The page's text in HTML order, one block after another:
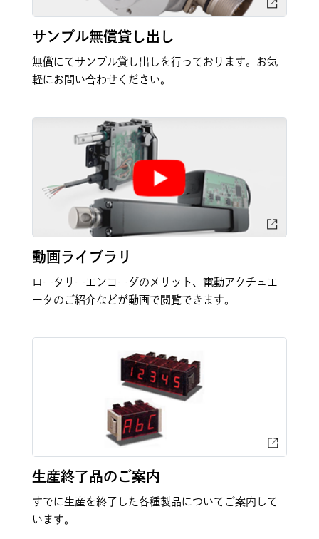
サンプル無償貸し出し
無償にてサンプル貸し出しを行っております。お気
軽にお問い合わせください。
動画ライブラリ
ロータリーエンコーダのメリット、電動アクチュエ
ータのご紹介などが動画で閲覧できます。
生産終了品のご案内
すでに生産を終了した各種製品についてご案内して
います。